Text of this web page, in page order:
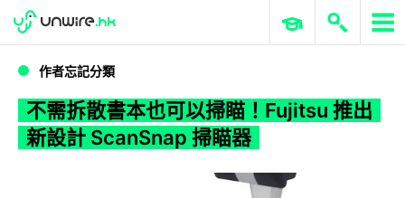
WWDC 2026 ERP 與商業 AI
作者忘記分類
不需拆散書本也可以掃瞄！Fujitsu 推出
新設計 ScanSnap 掃瞄器